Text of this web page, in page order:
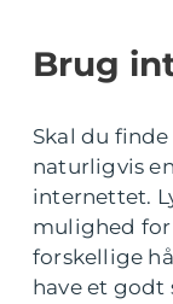
Brug
Skal du
naturligvis
internettet.
mulighed
forskellige
have et godt